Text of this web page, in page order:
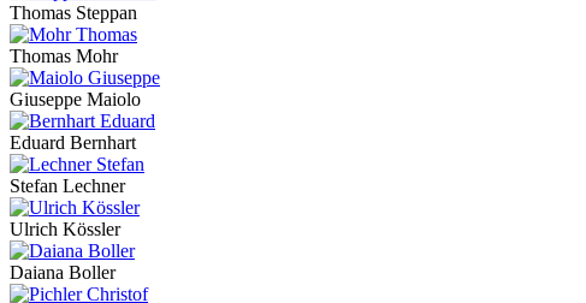
Thomas Steppan
Thomas Mohr
Giuseppe Maiolo
Eduard Bernhart
Stefan Lechner
Ulrich Kössler
Daiana Boller